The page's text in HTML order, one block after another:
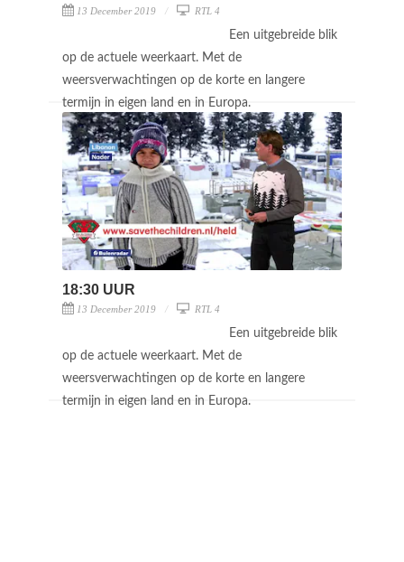
13 December 2019 RTL 4
Een uitgebreide blik
op de actuele weerkaart. Met de
weersverwachtingen op de korte en langere
termijn in eigen land en in Europa.
18:30 UUR
13 December 2019 RTL 4
Een uitgebreide blik
op de actuele weerkaart. Met de
weersverwachtingen op de korte en langere
termijn in eigen land en in Europa.